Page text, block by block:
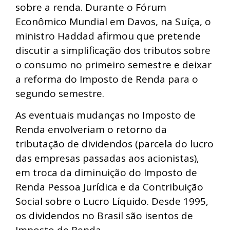
sobre a renda. Durante o Fórum
Econômico Mundial em Davos, na Suíça, o
ministro Haddad afirmou que pretende
discutir a simplificação dos tributos sobre
o consumo no primeiro semestre e deixar
a reforma do Imposto de Renda para o
segundo semestre.
As eventuais mudanças no Imposto de
Renda envolveriam o retorno da
tributação de dividendos (parcela do lucro
das empresas passadas aos acionistas),
em troca da diminuição do Imposto de
Renda Pessoa Jurídica e da Contribuição
Social sobre o Lucro Líquido. Desde 1995,
os dividendos no Brasil são isentos de